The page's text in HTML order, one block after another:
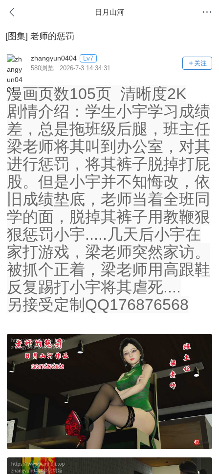
日月山河
[图集] 老师的惩罚
zhangyun0404
Lv7
580浏览 2026-7-3 14:34:31
关注
漫画页数105页 清晰度2K
剧情介绍：学生小宇学习成绩
差，总是拖班级后腿，班主任
梁老师将其叫到办公室，对其
进行惩罚，将其裤子脱掉打屁
股。但是小宇并不知悔改，依
旧成绩垫底，老师当着全班同
学的面，脱掉其裤子用教鞭狠
狠惩罚小宇.....几天后小宇在
家打游戏，梁老师突然家访。
被抓个正着，梁老师用高跟鞋
反复踢打小宇将其虐死....
另接受定制QQ176876568